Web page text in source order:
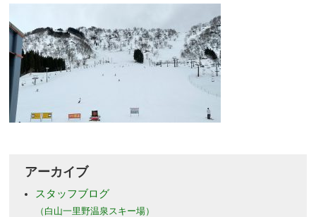
アーカイブ
スタッフブログ
（白山一里野温泉スキー場）